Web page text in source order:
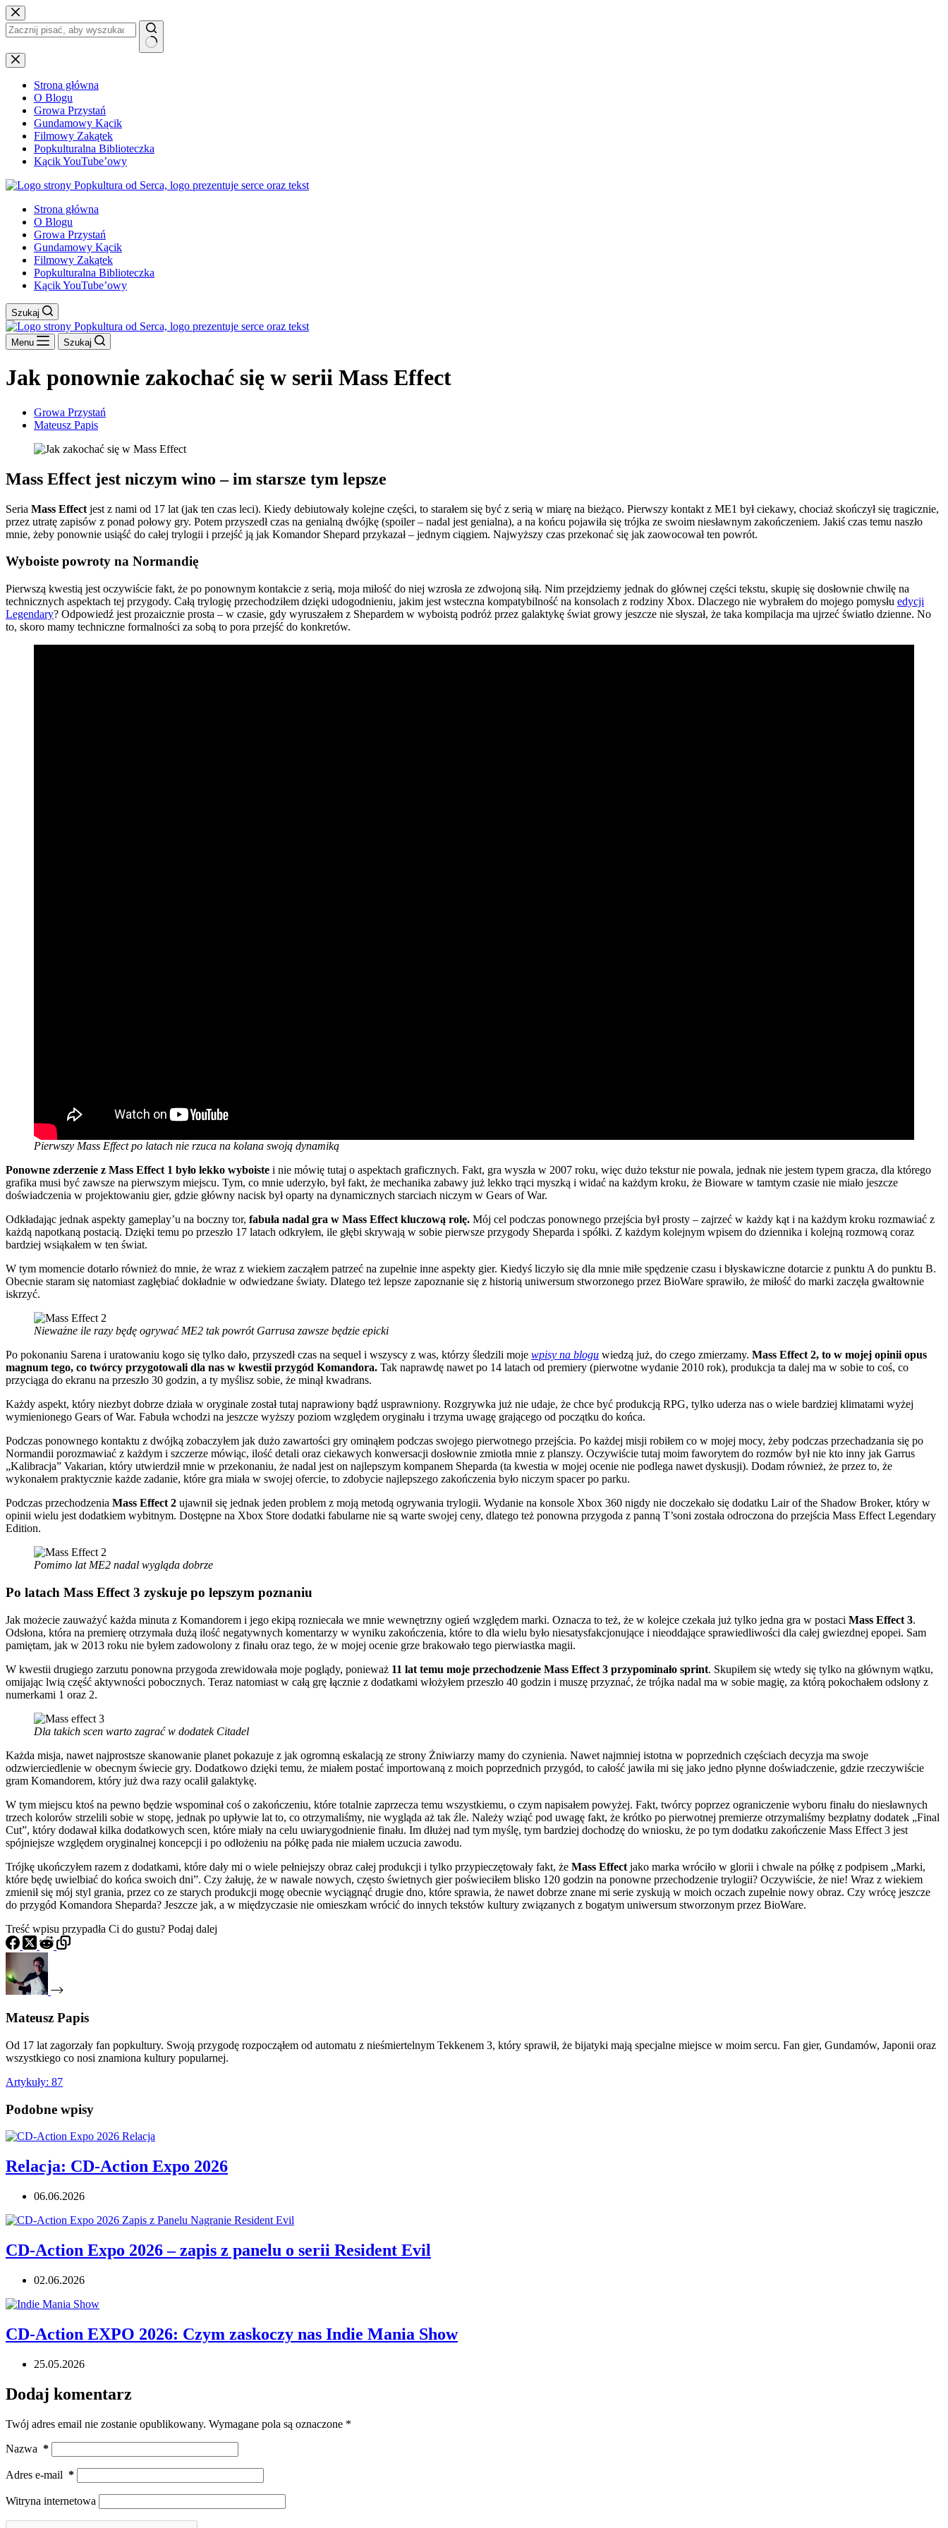
Przejdź
do
treści
Brak
wyników
Strona główna
O Blogu
Growa Przystań
Gundamowy Kącik
Filmowy Zakątek
Popkulturalna Biblioteczka
Kącik YouTube’owy
Strona główna
O Blogu
Growa Przystań
Gundamowy Kącik
Filmowy Zakątek
Popkulturalna Biblioteczka
Kącik YouTube’owy
Szukaj
Menu Szukaj
Jak ponownie zakochać się w serii Mass Effect
Growa Przystań
Mateusz Papis
Mass Effect jest niczym wino – im starsze tym lepsze
Seria Mass Effect jest z nami od 17 lat (jak ten czas leci). Kiedy debiutowały kolejne części, to starałem się być z serią w miarę na bieżąco. Pierwszy kontakt z ME1 był ciekawy, chociaż skończył się tragicznie,
przez utratę zapisów z ponad połowy gry. Potem przyszedł czas na genialną dwójkę (spoiler – nadal jest genialna), a na końcu pojawiła się trójka ze swoim niesławnym zakończeniem. Jakiś czas temu naszło
mnie, żeby ponownie usiąść do całej trylogii i przejść ją jak Komandor Shepard przykazał – jednym ciągiem. Najwyższy czas przekonać się jak zaowocował ten powrót.
Wyboiste powroty na Normandię
Pierwszą kwestią jest oczywiście fakt, że po ponownym kontakcie z serią, moja miłość do niej wzrosła ze zdwojoną siłą. Nim przejdziemy jednak do głównej części tekstu, skupię się dosłownie chwilę na
technicznych aspektach tej przygody. Całą trylogię przechodziłem dzięki udogodnieniu, jakim jest wsteczna kompatybilność na konsolach z rodziny Xbox. Dlaczego nie wybrałem do mojego pomysłu edycji
Legendary? Odpowiedź jest prozaicznie prosta – w czasie, gdy wyruszałem z Shepardem w wyboistą podróż przez galaktykę świat growy jeszcze nie słyszał, że taka kompilacja ma ujrzeć światło dzienne. No
to, skoro mamy techniczne formalności za sobą to pora przejść do konkretów.
Pierwszy Mass Effect po latach nie rzuca na kolana swoją dynamiką
Ponowne zderzenie z Mass Effect 1 było lekko wyboiste i nie mówię tutaj o aspektach graficznych. Fakt, gra wyszła w 2007 roku, więc dużo tekstur nie powala, jednak nie jestem typem gracza, dla którego
grafika musi być zawsze na pierwszym miejscu. Tym, co mnie uderzyło, był fakt, że mechanika zabawy już lekko trąci myszką i widać na każdym kroku, że Bioware w tamtym czasie nie miało jeszcze
doświadczenia w projektowaniu gier, gdzie główny nacisk był oparty na dynamicznych starciach niczym w Gears of War.
Odkładając jednak aspekty gameplay’u na boczny tor, fabuła nadal gra w Mass Effect kluczową rolę. Mój cel podczas ponownego przejścia był prosty – zajrzeć w każdy kąt i na każdym kroku rozmawiać z
każdą napotkaną postacią. Dzięki temu po przeszło 17 latach odkryłem, ile głębi skrywają w sobie pierwsze przygody Sheparda i spółki. Z każdym kolejnym wpisem do dziennika i kolejną rozmową coraz
bardziej wsiąkałem w ten świat.
W tym momencie dotarło również do mnie, że wraz z wiekiem zacząłem patrzeć na zupełnie inne aspekty gier. Kiedyś liczyło się dla mnie miłe spędzenie czasu i błyskawiczne dotarcie z punktu A do punktu B.
Obecnie staram się natomiast zagłębiać dokładnie w odwiedzane światy. Dlatego też lepsze zapoznanie się z historią uniwersum stworzonego przez BioWare sprawiło, że miłość do marki zaczęła gwałtownie
iskrzyć.
Nieważne ile razy będę ogrywać ME2 tak powrót Garrusa zawsze będzie epicki
Po pokonaniu Sarena i uratowaniu kogo się tylko dało, przyszedł czas na sequel i wszyscy z was, którzy śledzili moje wpisy na blogu wiedzą już, do czego zmierzamy. Mass Effect 2, to w mojej opinii opus
magnum tego, co twórcy przygotowali dla nas w kwestii przygód Komandora. Tak naprawdę nawet po 14 latach od premiery (pierwotne wydanie 2010 rok), produkcja ta dalej ma w sobie to coś, co
przyciąga do ekranu na przeszło 30 godzin, a ty myślisz sobie, że minął kwadrans.
Każdy aspekt, który niezbyt dobrze działa w oryginale został tutaj naprawiony bądź usprawniony. Rozgrywka już nie udaje, że chce być produkcją RPG, tylko uderza nas o wiele bardziej klimatami wyżej
wymienionego Gears of War. Fabuła wchodzi na jeszcze wyższy poziom względem oryginału i trzyma uwagę grającego od początku do końca.
Podczas ponownego kontaktu z dwójką zobaczyłem jak dużo zawartości gry ominąłem podczas swojego pierwotnego przejścia. Po każdej misji robiłem co w mojej mocy, żeby podczas przechadzania się po
Normandii porozmawiać z każdym i szczerze mówiąc, ilość detali oraz ciekawych konwersacji dosłownie zmiotła mnie z planszy. Oczywiście tutaj moim faworytem do rozmów był nie kto inny jak Garrus
„Kalibracja” Vakarian, który utwierdził mnie w przekonaniu, że nadal jest on najlepszym kompanem Sheparda (ta kwestia w mojej ocenie nie podlega nawet dyskusji). Dodam również, że przez to, że
wykonałem praktycznie każde zadanie, które gra miała w swojej ofercie, to zdobycie najlepszego zakończenia było niczym spacer po parku.
Podczas przechodzenia Mass Effect 2 ujawnił się jednak jeden problem z moją metodą ogrywania trylogii. Wydanie na konsole Xbox 360 nigdy nie doczekało się dodatku Lair of the Shadow Broker, który w
opinii wielu jest dodatkiem wybitnym. Dostępne na Xbox Store dodatki fabularne nie są warte swojej ceny, dlatego też ponowna przygoda z panną T’soni została odroczona do przejścia Mass Effect Legendary
Edition.
Pomimo lat ME2 nadal wygląda dobrze
Po latach Mass Effect 3 zyskuje po lepszym poznaniu
Jak możecie zauważyć każda minuta z Komandorem i jego ekipą rozniecała we mnie wewnętrzny ogień względem marki. Oznacza to też, że w kolejce czekała już tylko jedna gra w postaci Mass Effect 3.
Odsłona, która na premierę otrzymała dużą ilość negatywnych komentarzy w wyniku zakończenia, które to dla wielu było niesatysfakcjonujące i nieoddające sprawiedliwości dla całej gwiezdnej epopei. Sam
pamiętam, jak w 2013 roku nie byłem zadowolony z finału oraz tego, że w mojej ocenie grze brakowało tego pierwiastka magii.
W kwestii drugiego zarzutu ponowna przygoda zrewidowała moje poglądy, ponieważ 11 lat temu moje przechodzenie Mass Effect 3 przypominało sprint. Skupiłem się wtedy się tylko na głównym wątku,
omijając lwią część aktywności pobocznych. Teraz natomiast w całą grę łącznie z dodatkami włożyłem przeszło 40 godzin i muszę przyznać, że trójka nadal ma w sobie magię, za którą pokochałem odsłony z
numerkami 1 oraz 2.
Dla takich scen warto zagrać w dodatek Citadel
Każda misja, nawet najprostsze skanowanie planet pokazuje z jak ogromną eskalacją ze strony Żniwiarzy mamy do czynienia. Nawet najmniej istotna w poprzednich częściach decyzja ma swoje
odzwierciedlenie w obecnym świecie gry. Dodatkowo dzięki temu, że miałem postać importowaną z moich poprzednich przygód, to całość jawiła mi się jako jedno płynne doświadczenie, gdzie rzeczywiście
gram Komandorem, który już dwa razy ocalił galaktykę.
W tym miejscu ktoś na pewno będzie wspominał coś o zakończeniu, które totalnie zaprzecza temu wszystkiemu, o czym napisałem powyżej. Fakt, twórcy poprzez ograniczenie wyboru finału do niesławnych
trzech kolorów strzelili sobie w stopę, jednak po upływie lat to, co otrzymaliśmy, nie wygląda aż tak źle. Należy wziąć pod uwagę fakt, że krótko po pierwotnej premierze otrzymaliśmy bezpłatny dodatek „Final
Cut”, który dodawał kilka dodatkowych scen, które miały na celu uwiarygodnienie finału. Im dłużej nad tym myślę, tym bardziej dochodzę do wniosku, że po tym dodatku zakończenie Mass Effect 3 jest
spójniejsze względem oryginalnej koncepcji i po odłożeniu na półkę pada nie miałem uczucia zawodu.
Trójkę ukończyłem razem z dodatkami, które dały mi o wiele pełniejszy obraz całej produkcji i tylko przypieczętowały fakt, że Mass Effect jako marka wróciło w glorii i chwale na półkę z podpisem „Marki,
które będę uwielbiać do końca swoich dni”. Czy żałuję, że w nawale nowych, często świetnych gier poświeciłem blisko 120 godzin na ponowne przechodzenie trylogii? Oczywiście, że nie! Wraz z wiekiem
zmienił się mój styl grania, przez co ze starych produkcji mogę obecnie wyciągnąć drugie dno, które sprawia, że nawet dobrze znane mi serie zyskują w moich oczach zupełnie nowy obraz. Czy wrócę jeszcze
do przygód Komandora Sheparda? Jeszcze jak, a w międzyczasie nie omieszkam wrócić do innych tekstów kultury związanych z bogatym uniwersum stworzonym przez BioWare.
Treść wpisu przypadła Ci do gustu? Podaj dalej
Mateusz Papis
Od 17 lat zagorzały fan popkultury. Swoją przygodę rozpocząłem od automatu z nieśmiertelnym Tekkenem 3, który sprawił, że bijatyki mają specjalne miejsce w moim sercu. Fan gier, Gundamów, Japonii oraz
wszystkiego co nosi znamiona kultury popularnej.
Artykuły: 87
Podobne wpisy
Relacja: CD-Action Expo 2026
06.06.2026
CD-Action Expo 2026 – zapis z panelu o serii Resident Evil
02.06.2026
CD-Action EXPO 2026: Czym zaskoczy nas Indie Mania Show
25.05.2026
Dodaj komentarz
Twój adres email nie zostanie opublikowany. Wymagane pola są oznaczone *
Nazwa *
Adres e-mail *
Witryna internetowa